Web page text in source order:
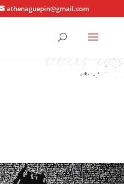
athenaguepin@gmail.com
oeuvres